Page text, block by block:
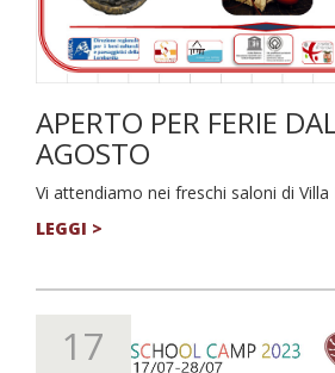
APERTO PER FERIE
AGOSTO
Vi attendiamo nei freschi saloni di Villa
LEGGI >
17